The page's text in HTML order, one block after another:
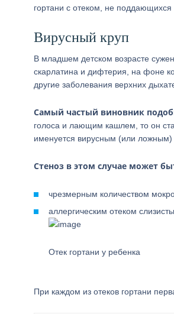
гортани с отеком, не
Вирусный круп
В младшем детском возрасте
скарлатина и дифтерия, на фоне
другие заболевания верхних
Самый частый виновник
голоса и лающим кашлем, то он
именуется вирусным (или ложным)
Стеноз в этом случае может
чрезмерным количеством
аллергическим отеком
Отек гортани у ребенка
При каждом из отеков гортани